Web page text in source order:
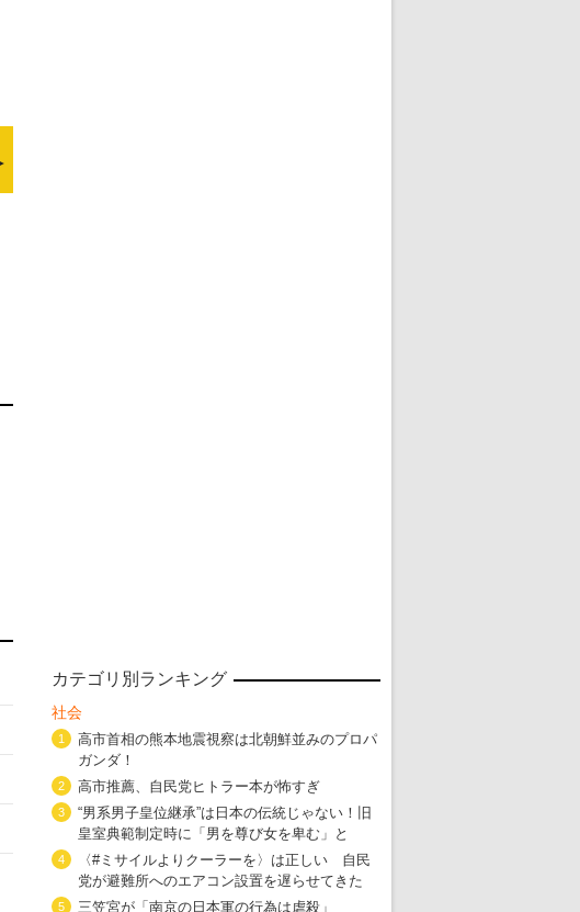
カテゴリ別ランキング
社会
1
高市首相の熊本地震視察は北朝鮮並みのプロパ
ガンダ！
2 高市推薦、自民党ヒトラー本が怖すぎ
3
“男系男子皇位継承”は日本の伝統じゃない！旧
皇室典範制定時に「男を尊び女を卑む」と
4
〈#ミサイルよりクーラーを〉は正しい 自民
党が避難所へのエアコン設置を遅らせてきた
5 三笠宮が「南京の日本軍の行為は虐殺」